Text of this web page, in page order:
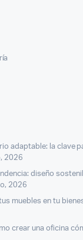
adaptable: la clave
2026
diseño
2026
muebles en tu
crear una oficina